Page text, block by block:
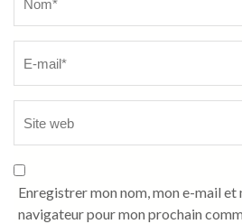
Enregistrer mon nom, mon e-mail et
navigateur pour mon prochain